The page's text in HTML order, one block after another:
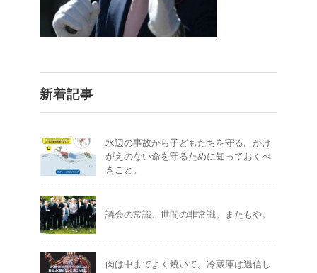
新着記事
水辺の事故から子どもたちを守る。かけ
がえのない命を守るために知っておくべ
きこと。
議会の常識、世間の非常識。またもや。
肉は中までよく焼いて。冷蔵庫は過信し